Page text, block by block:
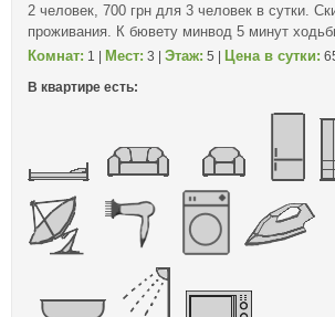
2 человек, 700 грн для 3 человек в сутки.
проживания. К бювету минвод 5 минут
Комнат: 1 | Мест: 3 | Этаж: 5 | Цена в сутки:
В квартире есть: